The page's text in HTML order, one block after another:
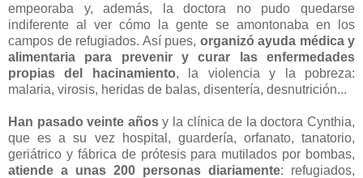
empeoraba y, además, la doctora no pudo quedarse
indiferente al ver cómo la gente se amontonaba en los
campos de refugiados. Así pues, organizó ayuda médica y
alimentaria para prevenir y curar las enfermedades
propias del hacinamiento, la violencia y la pobreza:
malaria, virosis, heridas de balas, disentería, desnutrición...
Han pasado veinte añosy la clínica de la doctora Cynthia,
que es a su vez hospital, guardería, orfanato, tanatorio,
geriátrico y fábrica de prótesis para mutilados por bombas,
atiende a unas 200 personas diariamente: refugiados,